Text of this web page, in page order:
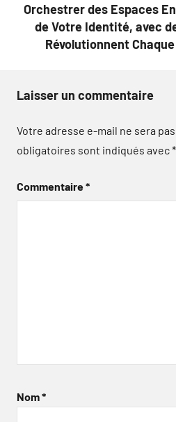
Orchestrer des Espaces
de Votre Identité, avec
Révolutionnent
Laisser un commentaire
Votre adresse e-mail ne sera
obligatoires sont indiqués avec*
Commentaire*
Nom*